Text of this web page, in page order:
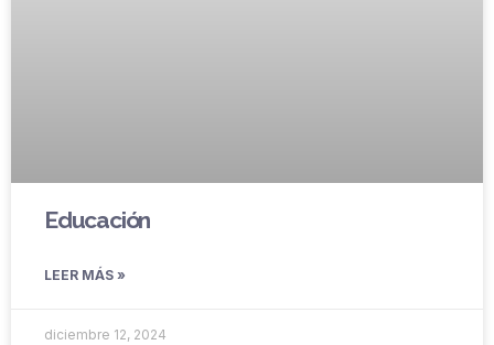
Educación
LEER MÁS »
diciembre 12, 2024